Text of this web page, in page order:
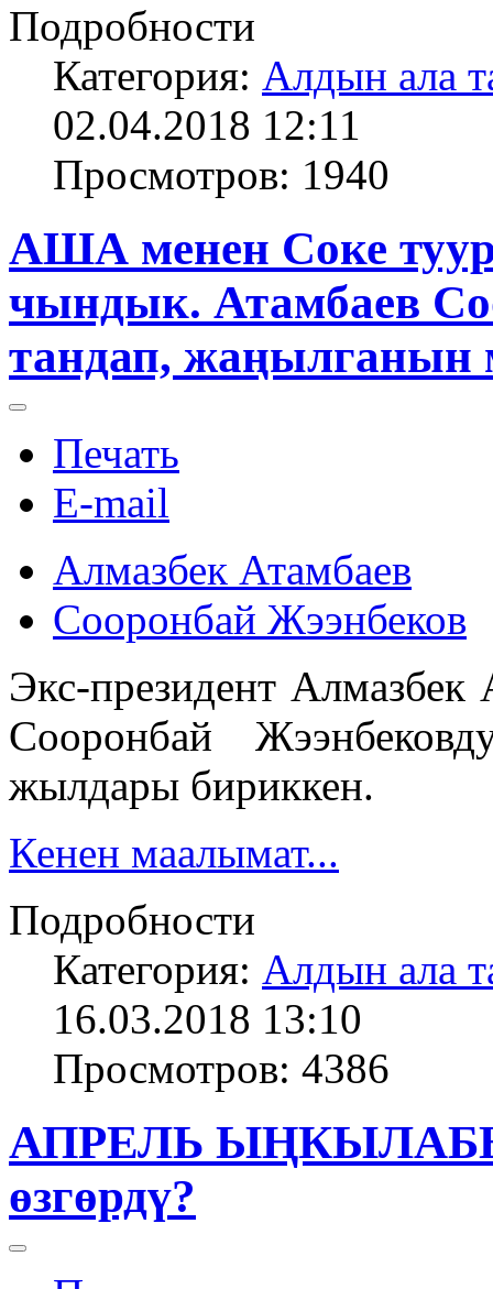
Подробности
Категория: Алдын ала
02.04.2018 12:11
Просмотров: 1940
АША менен Соке
чындык. Атамбаев
тандап, жаңылганын
Печать
E-mail
Алмазбек Атамбаев
Сооронбай Жээнбеков
Экс-президент
Сооронбай
жылдары бириккен.
Кенен маалымат...
Подробности
Категория: Алдын ала
16.03.2018 13:10
Просмотров: 4386
АПРЕЛЬ
өзгөрдү?